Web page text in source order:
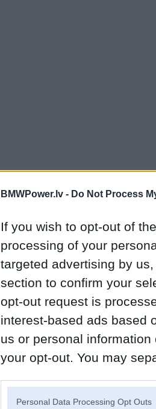
BMWPower.lv - Do Not Process
If you wish to opt-out of
processing of your
targeted advertising by
section to confirm your
opt-out request is
interest-based ads based
us or personal
your opt-out. You may
Personal Data Processing Opt Outs